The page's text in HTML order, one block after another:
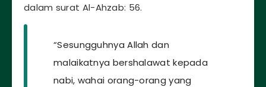
dalam surat Al-Ahzab: 56.
“Sesungguhnya Allah dan
malaikatnya bershalawat kepada
nabi, wahai orang-orang yang